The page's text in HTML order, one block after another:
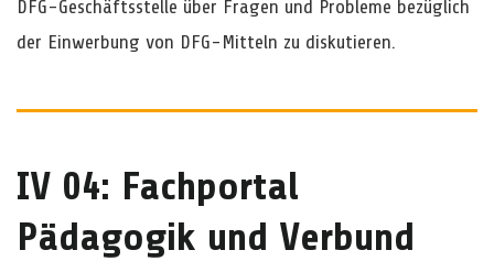
DFG-Geschäftsstelle über Fragen und Probleme bezüglich
der Einwerbung von DFG-Mitteln zu diskutieren.
IV 04: Fachportal
Pädagogik und Verbund